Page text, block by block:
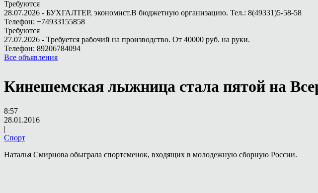
Требуются
28.07.2026 - БУХГАЛТЕР, экономист.В бюджетную организацию. Тел.: 8(49331)5-58-58
Телефон: +74933155858
Требуются
27.07.2026 - Требуется рабочий на производство. От 40000 руб. на руки.
Телефон: 89206784094
Все объявления
Кинешемская лыжница стала пятой на
8:57
28.01.2016
|
Спорт
Наталья Смирнова обыграла спортсменок, входящих в молодежную сборную России.